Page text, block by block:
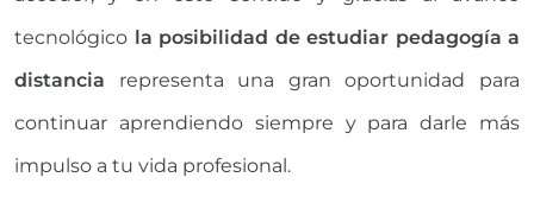
tecnológico la posibilidad de estudiar pedagogía a
distancia representa una gran oportunidad para
continuar aprendiendo siempre y para darle más
impulso a tu vida profesional.